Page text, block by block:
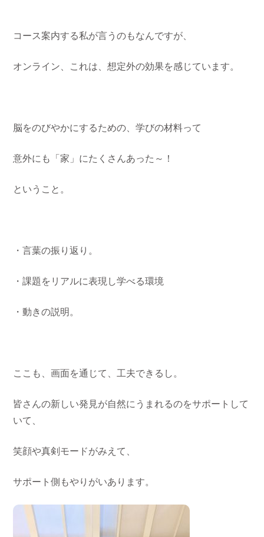
コース案内する私が言うのもなんですが、
オンライン、これは、想定外の効果を感じています。
脳をのびやかにするための、学びの材料って
意外にも「家」にたくさんあった～！
ということ。
・言葉の振り返り。
・課題をリアルに表現し学べる環境
・動きの説明。
ここも、画面を通じて、工夫できるし。
皆さんの新しい発見が自然にうまれるのをサポートして
いて、
笑顔や真剣モードがみえて、
サポート側もやりがいあります。